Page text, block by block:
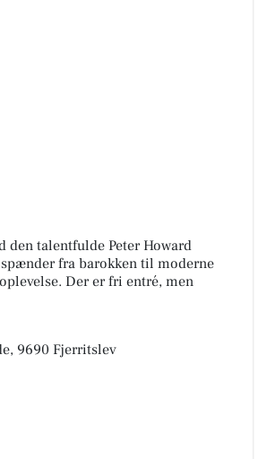
den talentfulde Peter Howard
fra barokken til moderne
Der er fri entré, men
9690 Fjerritslev